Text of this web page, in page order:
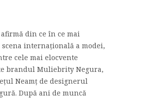
afirmă din ce în ce mai
internațională a modei,
cele mai elocvente
brandul Muliebrity Negura,
Neamț de designerul
După ani de muncă